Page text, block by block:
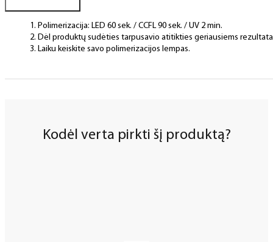
Polimerizacija: LED 60 sek. / CCFL 90 sek. / UV 2 min.
Dėl produktų sudėties tarpusavio atitikties geriausiems
Laiku keiskite savo polimerizacijos lempas.
Kodėl verta pirkti šį produktą?